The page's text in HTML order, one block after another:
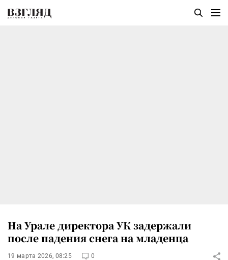
На Урале директора УК задержали
после падения снега на младенца
19 марта 2026, 08:25 0